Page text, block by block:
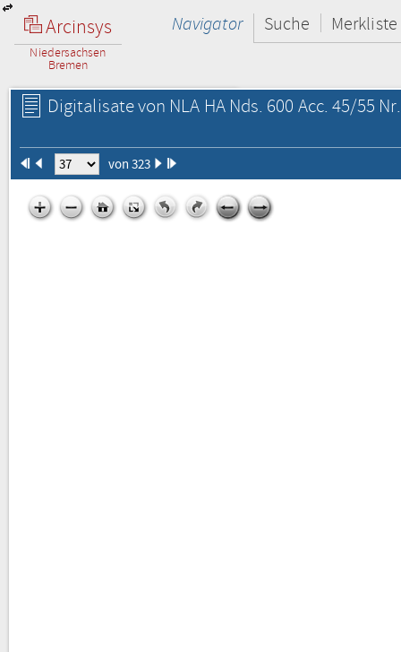
Arcinsys
Niedersachsen
Bremen
Navigator Suche Merkliste
Digitalisate von NLA HA Nds. 600 Acc. 45/55
von 323